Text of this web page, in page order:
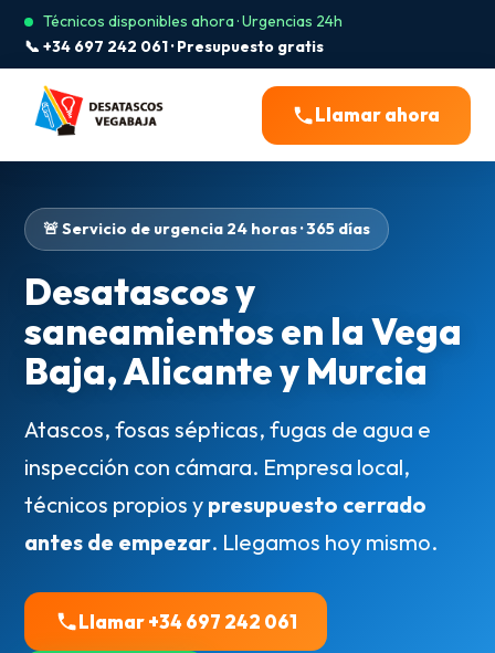
Técnicos disponibles ahora · Urgencias 24h
📞 +34 697 242 061 · Presupuesto gratis
Llamar ahora
🚨 Servicio de urgencia 24 horas · 365 días
Desatascos y
saneamientos en la Vega
Baja, Alicante y Murcia
Atascos, fosas sépticas, fugas de agua e
inspección con cámara. Empresa local,
técnicos propios y presupuesto cerrado
antes de empezar. Llegamos hoy mismo.
Llamar +34 697 242 061